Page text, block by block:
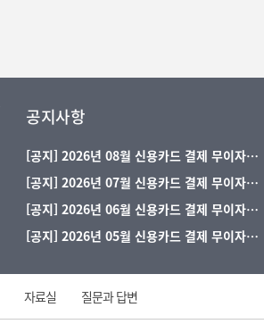
공지사항
[공지] 2026년 08월 신용카드 결제 무이자…
[공지] 2026년 07월 신용카드 결제 무이자…
[공지] 2026년 06월 신용카드 결제 무이자…
[공지] 2026년 05월 신용카드 결제 무이자…
자료실 질문과 답변